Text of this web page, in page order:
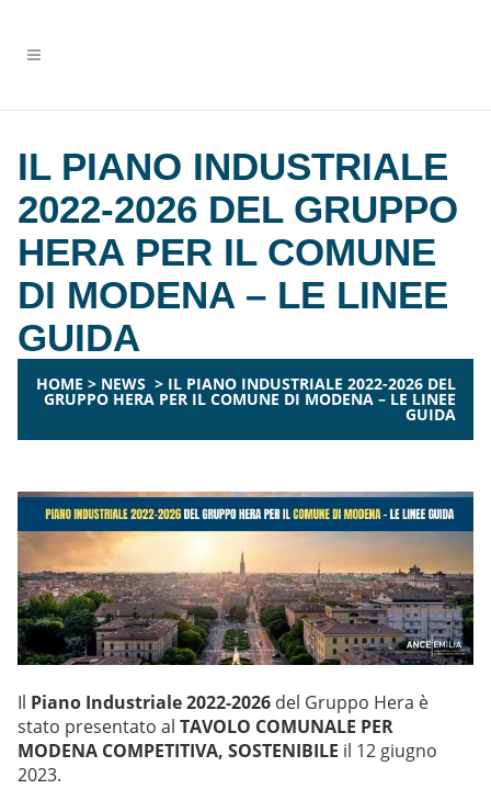
IL PIANO INDUSTRIALE
2022-2026 DEL GRUPPO
HERA PER IL COMUNE
DI MODENA – LE LINEE
GUIDA
HOME > NEWS > IL PIANO INDUSTRIALE 2022-2026 DEL
GRUPPO HERA PER IL COMUNE DI MODENA – LE LINEE
GUIDA
Il Piano Industriale 2022-2026 del Gruppo Hera è
stato presentato al TAVOLO COMUNALE PER
MODENA COMPETITIVA, SOSTENIBILE il 12 giugno
2023.